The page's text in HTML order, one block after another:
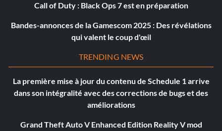
Call of Duty : Black Ops 7 est en préparation
Bandes-annonces de la Gamescom 2025 : Des révélations
qui valent le coup d'œil
TRENDING NEWS
La première mise à jour du contenu de Schedule 1 arrive
dans son intégralité avec des corrections de bugs et des
améliorations
Grand Theft Auto V Enhanced Edition Reality V mod